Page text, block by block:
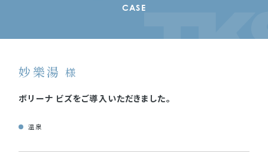
CASE
妙樂湯様
ボリーナ ビズをご導入いただきました。
温泉